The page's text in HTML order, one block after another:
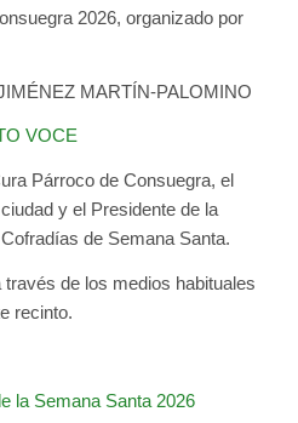
2026, organizado por
MARTÍN-PALOMINO
VOCE
Párroco de Consuegra, el
y el Presidente de la
de Semana Santa.
de los medios habituales
recinto.
la Semana Santa 2026